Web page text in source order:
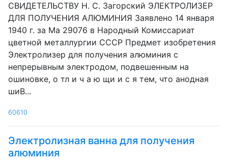
СВИДЕТЕЛЬСТВУ Н. С. Загорский ЭЛЕКТРОЛИЗЕР
ДЛЯ ПОЛУЧЕНИЯ АЛЮМИНИЯ Заявлено 14 января
1940 г. за Ма 29076 в Народный Комиссариат
цветной металлургии СССР Предмет изобретения
Электролизер для получения алюминия с
непрерывным электродом, подвешенным на
ошиновке, о тл и ч а ю щи и с я тем, что анодная
шиВ...
60610
Электролизная ванна для получения
алюминия